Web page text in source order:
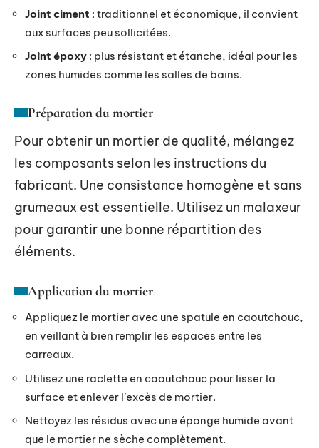
Joint ciment : traditionnel et économique, il convient
aux surfaces peu sollicitées.
Joint époxy : plus résistant et étanche, idéal pour les
zones humides comme les salles de bains.
Préparation du mortier
Pour obtenir un mortier de qualité, mélangez
les composants selon les instructions du
fabricant. Une consistance homogène et sans
grumeaux est essentielle. Utilisez un malaxeur
pour garantir une bonne répartition des
éléments.
Application du mortier
Appliquez le mortier avec une spatule en caoutchouc,
en veillant à bien remplir les espaces entre les
carreaux.
Utilisez une raclette en caoutchouc pour lisser la
surface et enlever l’excès de mortier.
Nettoyez les résidus avec une éponge humide avant
que le mortier ne sèche complètement.